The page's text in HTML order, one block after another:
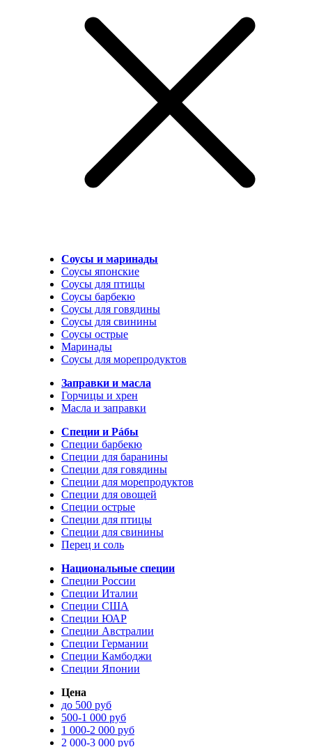
Соусы и маринады
Соусы японские
Соусы для птицы
Соусы барбекю
Соусы для говядины
Соусы для свинины
Соусы острые
Маринады
Соусы для морепродуктов
Заправки и масла
Горчицы и хрен
Масла и заправки
Специи и Рáбы
Специи барбекю
Специи для баранины
Специи для говядины
Специи для морепродуктов
Специи для овощей
Специи острые
Специи для птицы
Специи для свинины
Перец и соль
Национальные специи
Специи России
Специи Италии
Специи США
Специи ЮАР
Специи Австралии
Специи Германии
Специи Камбоджи
Специи Японии
Цена
до 500 руб
500-1 000 руб
1 000-2 000 руб
2 000-3 000 руб